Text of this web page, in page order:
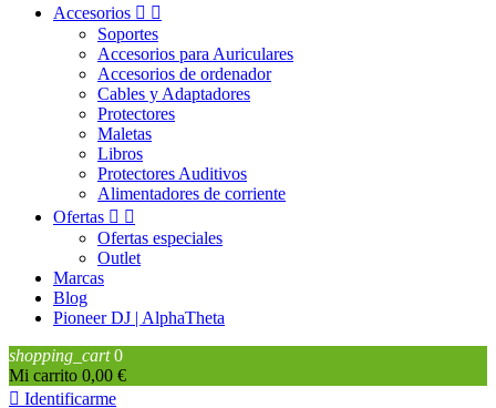
Accesorios  
Soportes
Accesorios para Auriculares
Accesorios de ordenador
Cables y Adaptadores
Protectores
Maletas
Libros
Protectores Auditivos
Alimentadores de corriente
Ofertas  
Ofertas especiales
Outlet
Marcas
Blog
Pioneer DJ | AlphaTheta
shopping_cart 0
Mi carrito 0,00 €
 Identificarme